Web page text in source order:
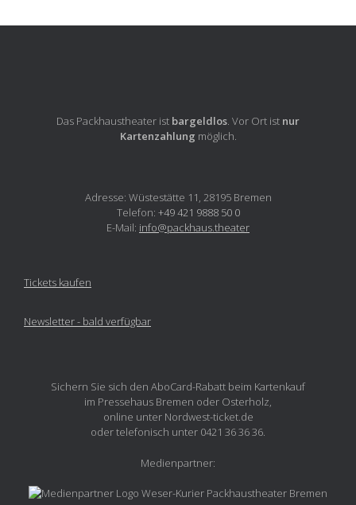
Das Packhaustheater ist bargeldlos. Vor Ort ist nur
Kartenzahlung möglich.
Adresse: Wüstestätte 11, 28195 Bremen
Telefon: +49 421 9888 50 0
E-Mail: info@packhaus.theater
Tickets kaufen
Newsletter - bald verfügbar
Sichern Sie sich den AboCard-Rabatt beim Kartenkauf
im Pressehaus Bremen oder Osterholz,
online unter Nordwest-ticket.de
oder telefonisch unter 0421 36 36 36.
Medienpartner: